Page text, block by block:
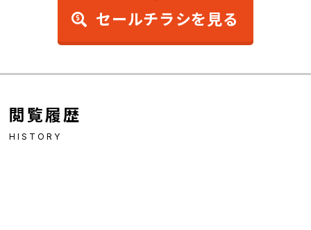
セールチラシを見る
閲覧履歴
HISTORY